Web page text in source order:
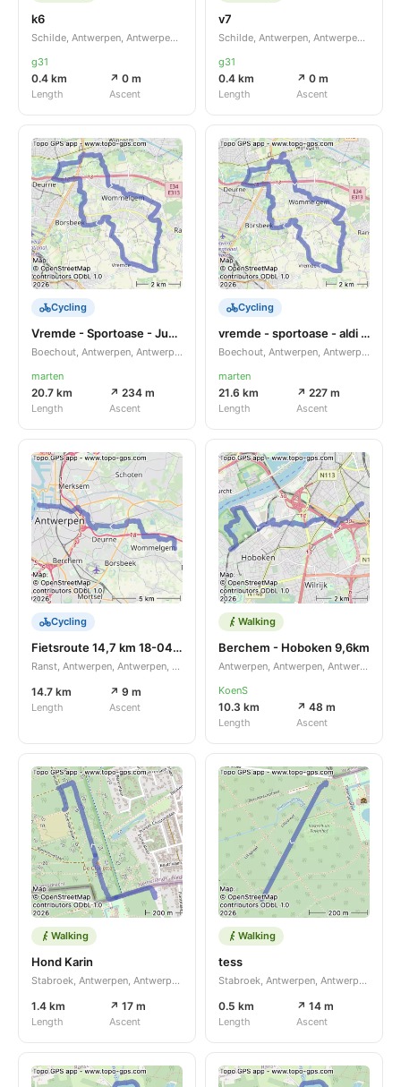
k6
Schilde, Antwerpen, Antwerpen, BE
g31
0.4 km
Length
↗ 0 m
Ascent
v7
Schilde, Antwerpen, Antwerpen, BE
g31
0.4 km
Length
↗ 0 m
Ascent
Cycling
Vremde - Sportoase - Jumbo - Inemienemutte
Boechout, Antwerpen, Antwerpen, BE
marten
20.7 km
Length
↗ 234 m
Ascent
Cycling
vremde - sportoase - aldi - jumbo - vremde
Boechout, Antwerpen, Antwerpen, BE
marten
21.6 km
Length
↗ 227 m
Ascent
Cycling
Fietsroute 14,7 km 18-04-2026
Ranst, Antwerpen, Antwerpen, BE
14.7 km
Length
↗ 9 m
Ascent
Walking
Berchem - Hoboken 9,6km
Antwerpen, Antwerpen, Antwerpen, BE
KoenS
10.3 km
Length
↗ 48 m
Ascent
Walking
Hond Karin
Stabroek, Antwerpen, Antwerpen, BE
1.4 km
Length
↗ 17 m
Ascent
Walking
tess
Stabroek, Antwerpen, Antwerpen, BE
0.5 km
Length
↗ 14 m
Ascent